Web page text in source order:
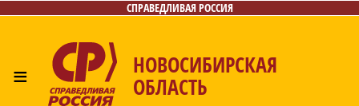
СПРАВЕДЛИВАЯ РОССИЯ
≡ НОВОСИБИРСКАЯ
ОБЛАСТЬ